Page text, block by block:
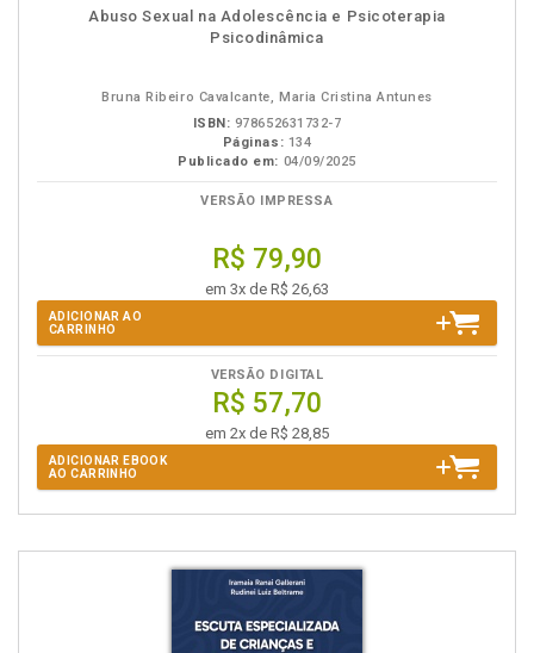
disponível
em
Disponível
na
páginas
Abuso Sexual na Adolescência e Psicoterapia
Psicodinâmica
Bruna Ribeiro Cavalcante, Maria Cristina Antunes
ISBN: 978652631732-7
Páginas: 134
Publicado em: 04/09/2025
VERSÃO IMPRESSA
R$ 79,90
em 3x de R$ 26,63
ADICIONAR AO
CARRINHO
VERSÃO DIGITAL
R$ 57,70
em 2x de R$ 28,85
ADICIONAR EBOOK
AO CARRINHO